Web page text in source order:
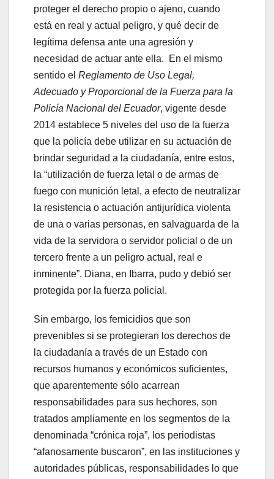
proteger el derecho propio o ajeno, cuando
está en real y actual peligro, y qué decir de
legítima defensa ante una agresión y
necesidad de actuar ante ella. En el mismo
sentido el Reglamento de Uso Legal,
Adecuado y Proporcional de la Fuerza para la
Policía Nacional del Ecuador, vigente desde
2014 establece 5 niveles del uso de la fuerza
que la policía debe utilizar en su actuación de
brindar seguridad a la ciudadanía, entre estos,
la “utilización de fuerza letal o de armas de
fuego con munición letal, a efecto de neutralizar
la resistencia o actuación antijurídica violenta
de una o varias personas, en salvaguarda de la
vida de la servidora o servidor policial o de un
tercero frente a un peligro actual, real e
inminente”. Diana, en Ibarra, pudo y debió ser
protegida por la fuerza policial.
Sin embargo, los femicidios que son
prevenibles si se protegieran los derechos de
la ciudadanía a través de un Estado con
recursos humanos y económicos suficientes,
que aparentemente sólo acarrean
responsabilidades para sus hechores, son
tratados ampliamente en los segmentos de la
denominada “crónica roja”, los periodistas
“afanosamente buscaron”, en las instituciones y
autoridades públicas, responsabilidades lo que